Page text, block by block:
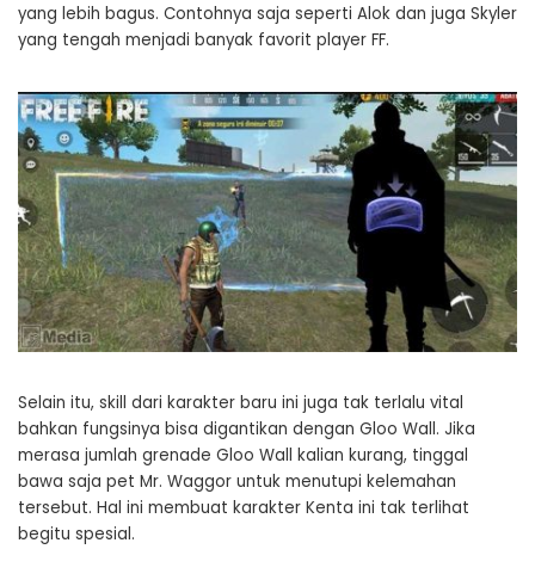
yang lebih bagus. Contohnya saja seperti Alok dan juga Skyler
yang tengah menjadi banyak favorit player FF.
Selain itu, skill dari karakter baru ini juga tak terlalu vital
bahkan fungsinya bisa digantikan dengan Gloo Wall. Jika
merasa jumlah grenade Gloo Wall kalian kurang, tinggal
bawa saja pet Mr. Waggor untuk menutupi kelemahan
tersebut. Hal ini membuat karakter Kenta ini tak terlihat
begitu spesial.